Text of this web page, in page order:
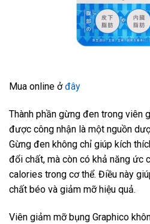
Mua online ởđây
Thành phần gừng đen trong viên
được công nhận là một nguồn
Gừng đen không chỉ giúp kích
đổi chất, mà còn có khả năng ức
calories trong cơ thể. Điều này
chất béo và giảm mỡ hiệu quả.
Viên giảm mỡ bụng Graphico